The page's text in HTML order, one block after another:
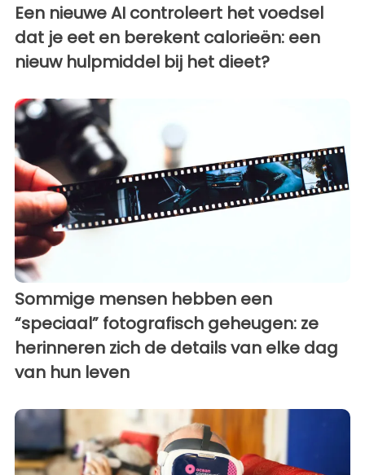
Een nieuwe AI controleert het voedsel
dat je eet en berekent calorieën: een
nieuw hulpmiddel bij het dieet?
Sommige mensen hebben een
“speciaal” fotografisch geheugen: ze
herinneren zich de details van elke dag
van hun leven